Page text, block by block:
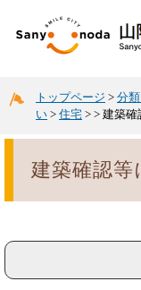
トップページ > 分
い > 住宅 > > 建築確
建築確認等